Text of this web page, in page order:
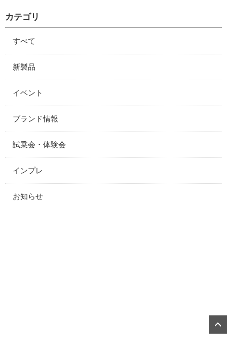
カテゴリ
すべて
新製品
イベント
ブランド情報
試乗会・体験会
インプレ
お知らせ